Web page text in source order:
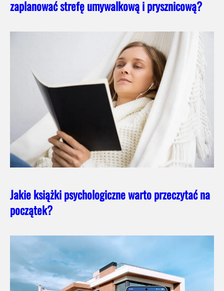
zaplanować strefę umywalkową i prysznicową?
Jakie książki psychologiczne warto przeczytać na
początek?